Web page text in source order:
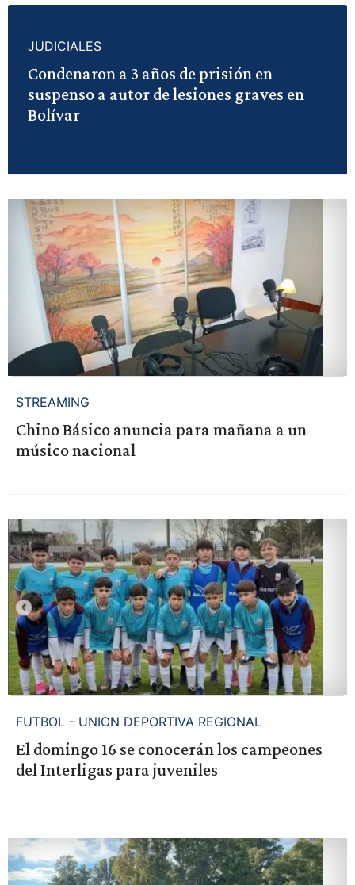
JUDICIALES
Condenaron a 3 años de prisión en
suspenso a autor de lesiones graves en
Bolívar
STREAMING
Chino Básico anuncia para mañana a un
músico nacional
FUTBOL - UNION DEPORTIVA REGIONAL
El domingo 16 se conocerán los campeones
del Interligas para juveniles